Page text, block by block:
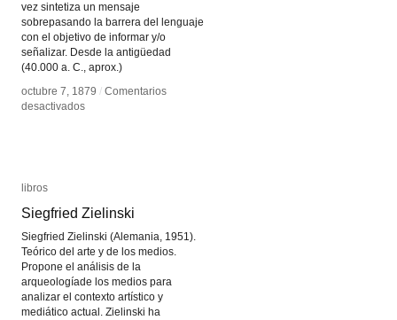
vez sintetiza un mensaje
sobrepasando la barrera del lenguaje
con el objetivo de informar y/o
señalizar. Desde la antigüedad
(40.000 a. C., aprox.)
octubre 7, 1879 / Comentarios
desactivadosen
octubre 7, 1879 / Comentarios
desactivadosen
libros
Siegfried Zielinski
Siegfried Zielinski (Alemania, 1951).
Teórico del arte y de los medios.
Propone el análisis de la
arqueologíade los medios para
analizar el contexto artístico y
mediático actual. Zielinski ha
libros
Siegfried Zielinski